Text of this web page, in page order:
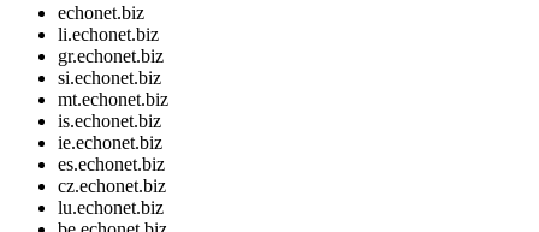
echonet.biz
li.echonet.biz
gr.echonet.biz
si.echonet.biz
mt.echonet.biz
is.echonet.biz
ie.echonet.biz
es.echonet.biz
cz.echonet.biz
lu.echonet.biz